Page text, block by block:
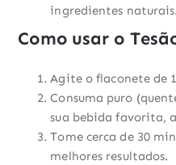
ingredientes naturais.
Como usar o
Agite o flaconete de
Consuma puro
sua bebida favorita,
Tome cerca de 30
melhores resultados.